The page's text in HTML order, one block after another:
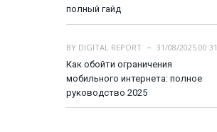
полный гайд
BY DIGITAL REPORT
31/08/2025 00:31
Как обойти ограничения
мобильного интернета: полное
руководство 2025